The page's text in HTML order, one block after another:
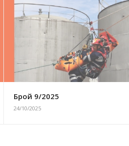
Брой 9/2025
24/10/2025